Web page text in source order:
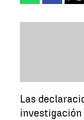
Las
investigación